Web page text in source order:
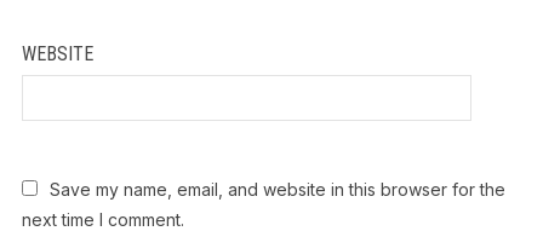
WEBSITE
Save my name, email, and website in this browser for the
next time I comment.